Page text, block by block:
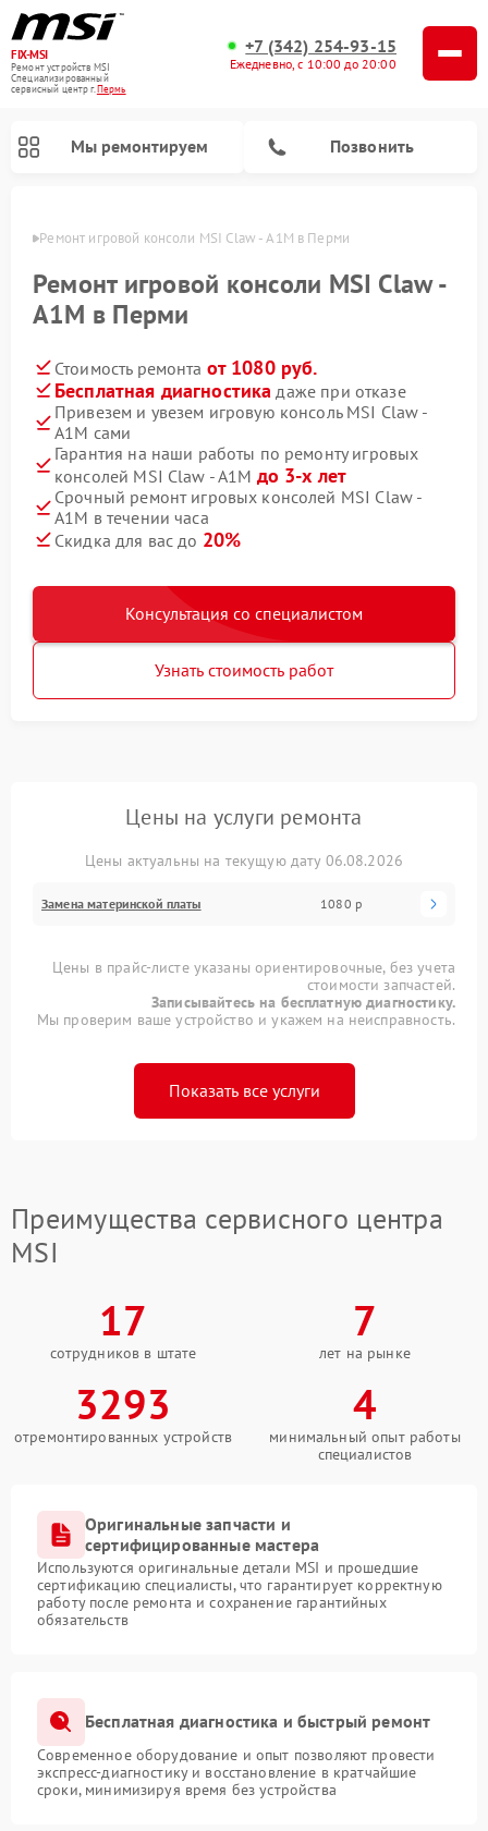
FIX-MSI
Ремонт устройств MSI
Специализированный
cервисный центр г.Пермь
+7 (342) 254-93-15
Ежедневно, с 10:00 до 20:00
Мы ремонтируем Позвонить
Ремонт игровой консоли MSI Claw - A1M в Перми
Ремонт игровой консоли MSI Claw -
A1M в Перми
Стоимость ремонта от 1080 руб.
Бесплатная диагностика даже при отказе
Привезем и увезем игровую консоль MSI Claw -
A1M сами
Гарантия на наши работы по ремонту игровых
консолей MSI Claw - A1M до 3-х лет
Срочный ремонт игровых консолей MSI Claw -
A1M в течении часа
Скидка для вас до 20%
Консультация со специалистом
Узнать стоимость работ
Цены на услуги ремонта
Цены актуальны на текущую дату 06.08.2026
Замена материнской платы 1080 р
Цены в прайс-листе указаны ориентировочные, без учета
стоимости запчастей.
Записывайтесь на бесплатную диагностику.
Мы проверим ваше устройство и укажем на неисправность.
Показать все услуги
Преимущества сервисного центра
MSI
17
сотрудников в штате
7
лет на рынке
3293
отремонтированных устройств
4
минимальный опыт работы
специалистов
Оригинальные запчасти и
сертифицированные мастера
Используются оригинальные детали MSI и прошедшие
сертификацию специалисты, что гарантирует корректную
работу после ремонта и сохранение гарантийных
обязательств
Бесплатная диагностика и быстрый ремонт
Современное оборудование и опыт позволяют провести
экспресс-диагностику и восстановление в кратчайшие
сроки, минимизируя время без устройства